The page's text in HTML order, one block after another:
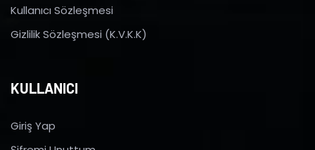
Kullanıcı Sözleşmesi
Gizlilik Sözleşmesi (K.V.K.K)
KULLANICI
Giriş Yap